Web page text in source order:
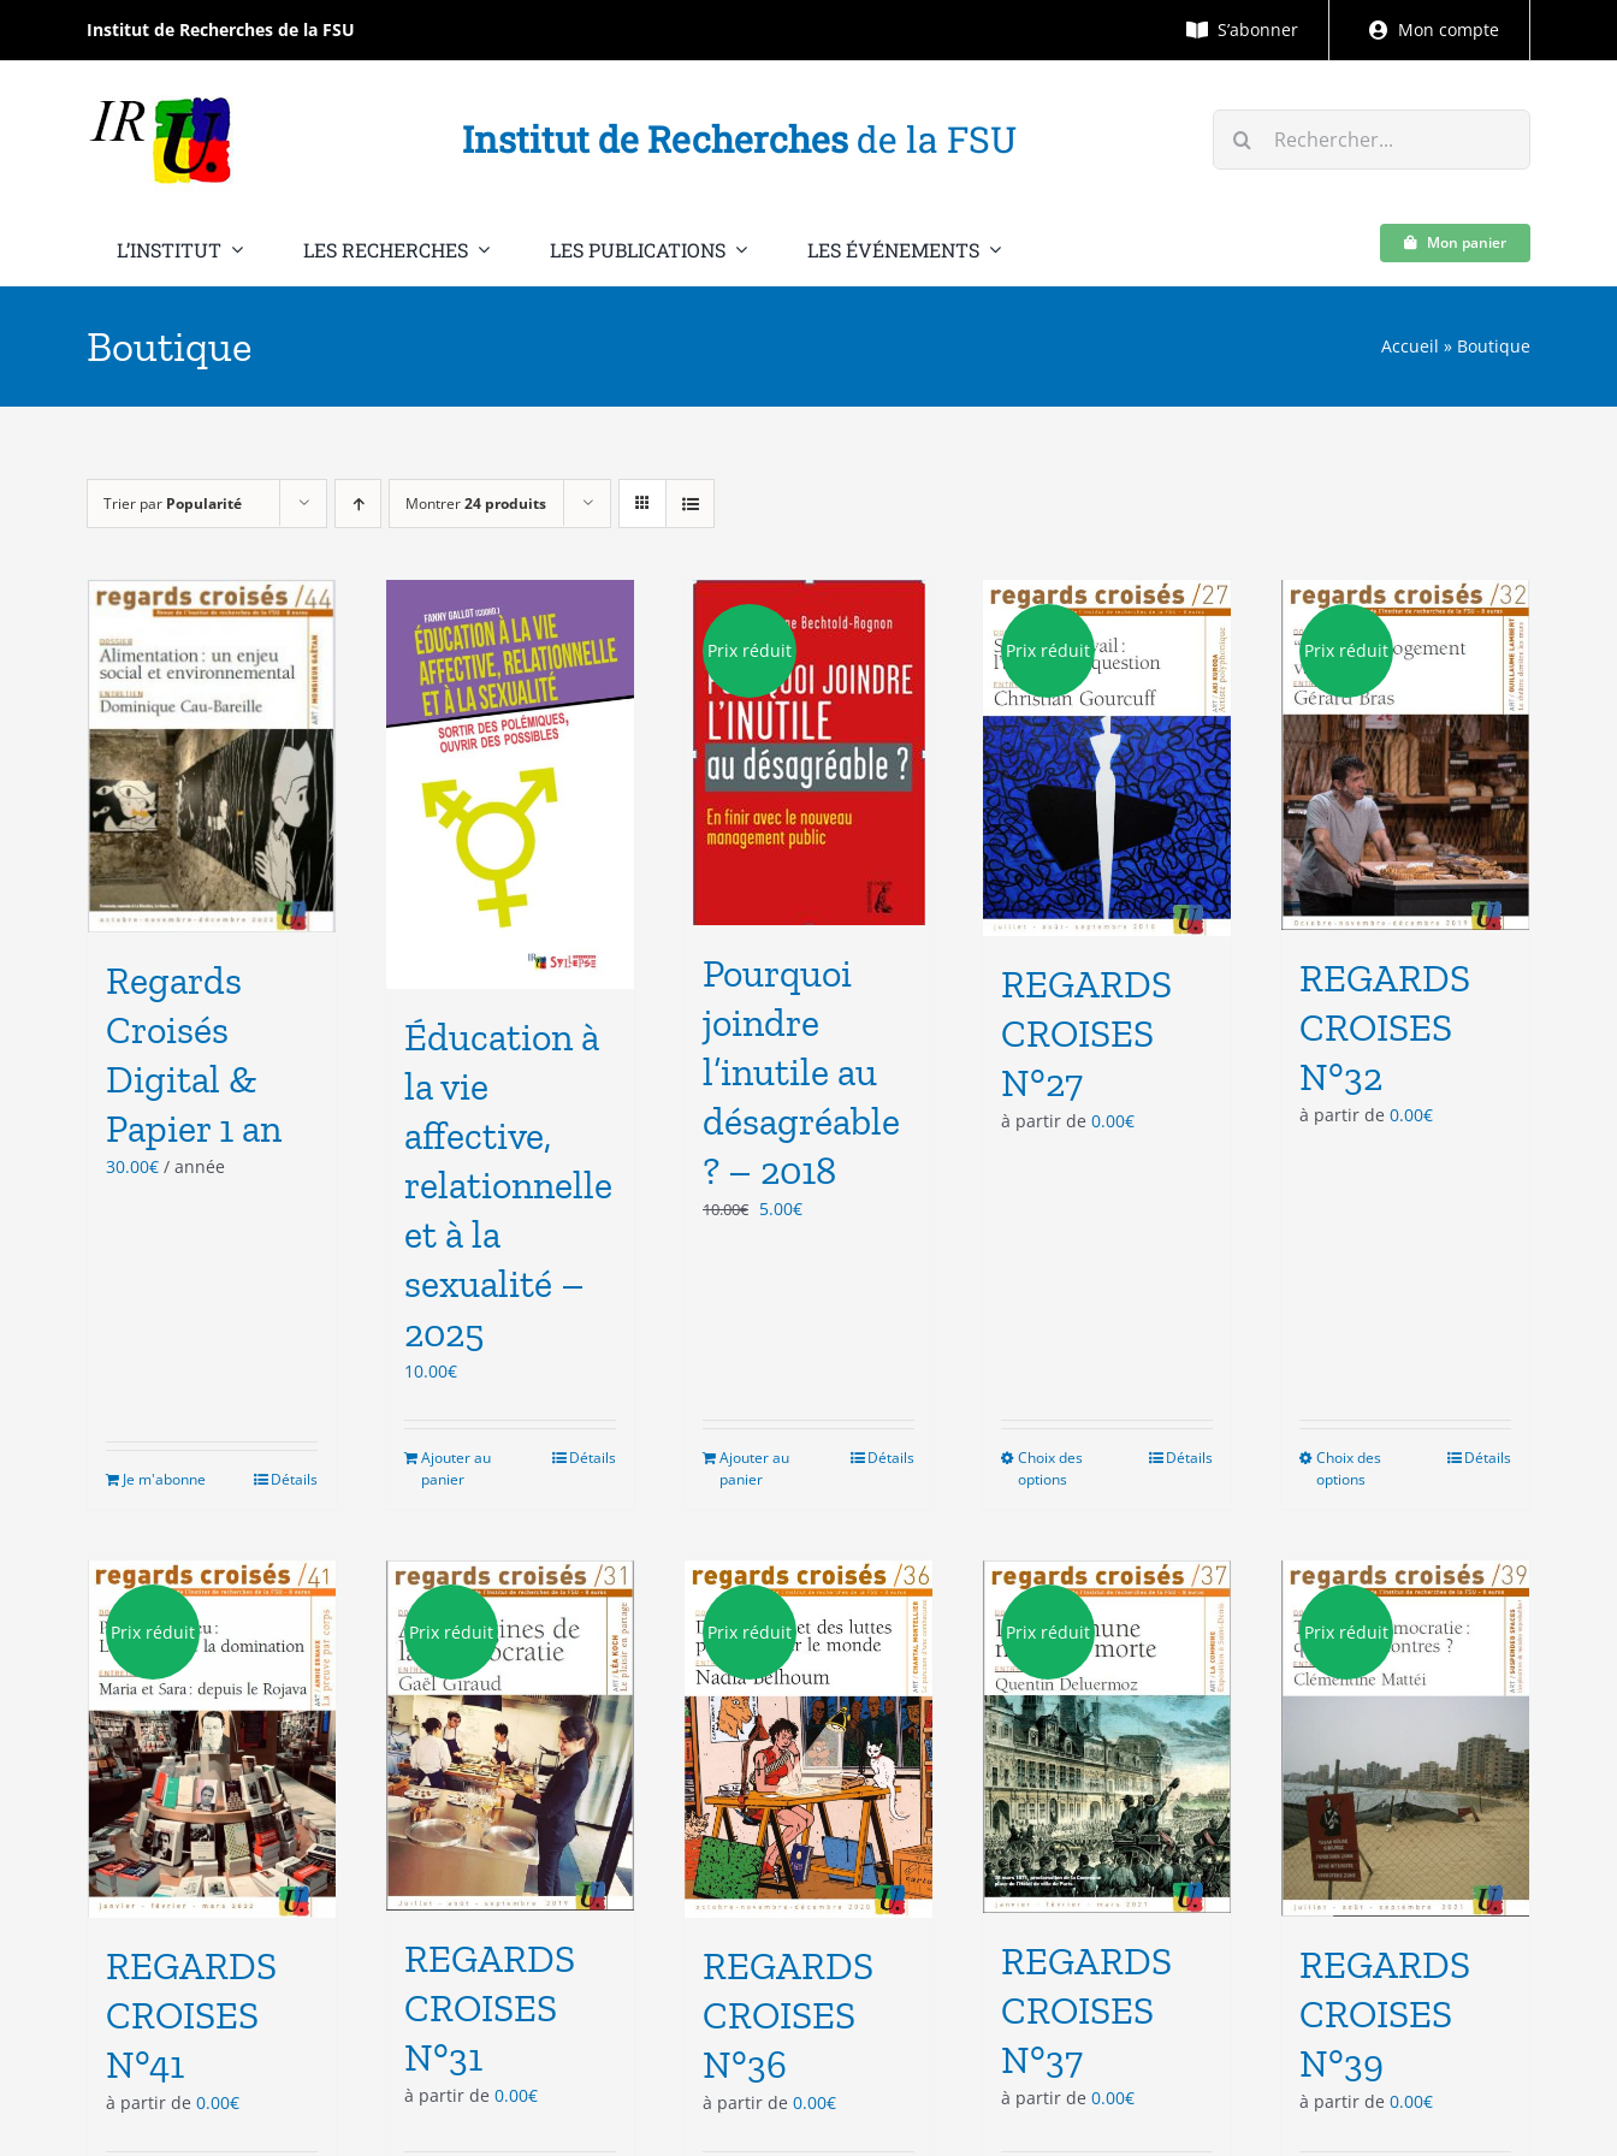
contenu
Institut de Recherches de la FSU S’abonner Mon compte
Institut de Recherchesde la FSU Rechercher:
L’INSTITUT LES RECHERCHES LES PUBLICATIONS LES ÉVÉNEMENTS Mon panier
Boutique Accueil » Boutique
Trier par Popularité Montrer24 produits
Regards
Croisés
Digital &
Papier 1 an
30.00€ / année
Je m'abonne Détails
Éducation à
la vie
affective,
relationnelle
et à la
sexualité –
2025
10.00€
Ajouter au
panier
Détails
Prix réduit
Pourquoi
joindre
l’inutile au
désagréable
? – 2018
10.00€ Le
5.00€Le
Ajouter au
panier
Détails
Prix réduit
REGARDS
CROISES
N°27
à partir de 0.00€
Choix des
options
variations.
Les
peuvent
choisies
sur
la
page
du
produit
Détails
Prix réduit
REGARDS
CROISES
N°32
à partir de 0.00€
Choix des
options
variations.
Les
options
peuvent
être
choisies
page
du
produit
Détails
Prix réduit
REGARDS
CROISES
N°41
à partir de 0.00€
Prix réduit
REGARDS
CROISES
N°31
à partir de 0.00€
Prix réduit
REGARDS
CROISES
N°36
à partir de 0.00€
Prix réduit
REGARDS
CROISES
N°37
à partir de 0.00€
Prix réduit
REGARDS
CROISES
N°39
à partir de 0.00€